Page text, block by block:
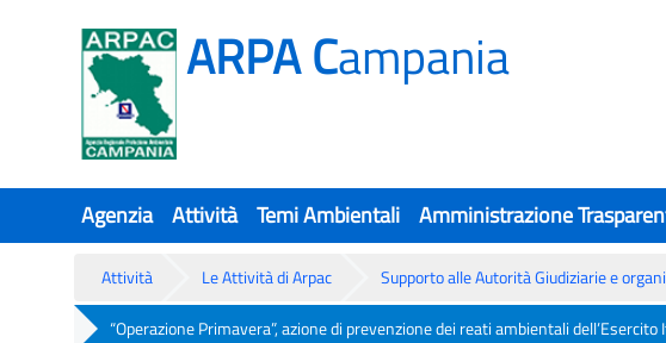
ARPA Campania
Agenzia Attività Temi Ambientali Amministrazione
Attività Le Attività di Arpac Supporto alle Autorità Giudiziarie e
“Operazione Primavera”, azione di prevenzione dei reati ambientali